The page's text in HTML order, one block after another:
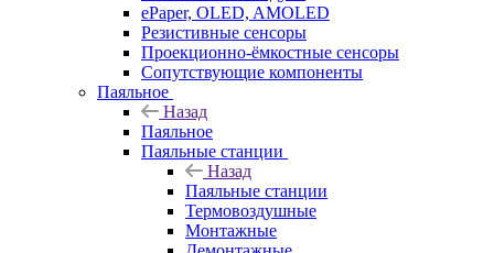
ePaper, OLED, AMOLED
Резистивные сенсоры
Проекционно-ёмкостные сенсоры
Сопутствующие компоненты
Паяльное
Назад
Паяльное
Паяльные станции
Назад
Паяльные станции
Термовоздушные
Монтажные